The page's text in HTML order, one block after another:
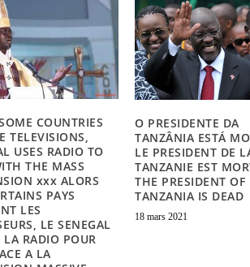
COUNTRIES
TELEVISIONS,
USES RADIO TO
THE MASS
xxx ALORS
PAYS
LES
LE SENEGAL
LA RADIO POUR
A LA
O PRESIDENTE DA
TANZÂNIA ESTÁ
LE PRESIDENT DE
TANZANIE EST
THE PRESIDENT OF
TANZANIA IS DEAD
18 mars 2021